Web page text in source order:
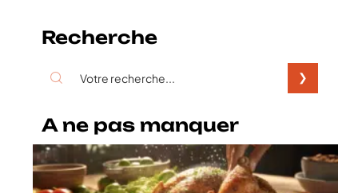
Recherche
A ne pas manquer